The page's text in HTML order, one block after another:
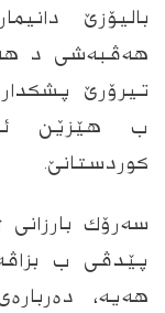
بالیۆزێ
هه‌ڤبەشی د
تیرۆرێ
ب هێزێن
كوردستانێ.
سەرۆك
پێدڤى ب
هه‌یه،